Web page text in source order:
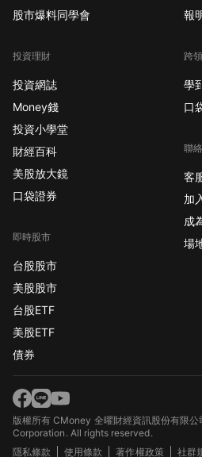
股市爆料同學會
投資理財
投資網誌
Money錢
投資小學堂
財經百科
美股放大鏡
口袋證券
即時股市
台股股市
美股股市
台股ETF
美股ETF
債券
報
跨
學
口
聯
客
加
成
場
版權所有 CMoney 全曜財經資訊股份有
Corporation. All rights reserved.
隱私條款
使用條款 著作權政策 社群